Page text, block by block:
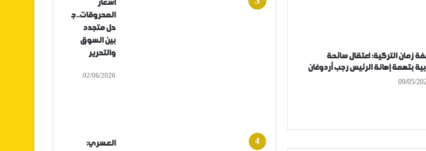
زمان التركية: اعتقال سائحة
بتهمة إهانة الرئيس رجب أردوغان
09/05/
أسعار
المحروقات..ج
دل متجدد
بين السوق
والتحرير
02/06/2026
العسري: